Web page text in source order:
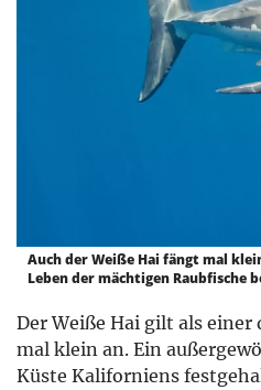
Auch der Weiße Hai fängt mal
Leben der mächtigen Raubfische
Der Weiße Hai gilt als
mal klein an. Ein
Küste Kaliforniens